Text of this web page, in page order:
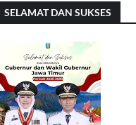
SELAMAT DAN SUKSES